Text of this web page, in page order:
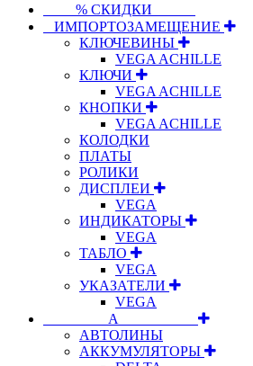
⠀⠀⠀% СКИДКИ⠀⠀⠀⠀
⠀ИМПОРТОЗАМЕЩЕНИЕ
КЛЮЧЕВИНЫ
VEGA ACHILLE
КЛЮЧИ
VEGA ACHILLE
КНОПКИ
VEGA ACHILLE
КОЛОДКИ
ПЛАТЫ
РОЛИКИ
ДИСПЛЕИ
VEGA
ИНДИКАТОРЫ
VEGA
ТАБЛО
VEGA
УКАЗАТЕЛИ
VEGA
⠀⠀⠀⠀⠀⠀А⠀⠀⠀⠀⠀⠀⠀
АВТОЛИНЫ
АККУМУЛЯТОРЫ